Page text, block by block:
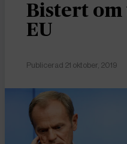
Bistert
EU
Publicerad 21 oktober, 2019